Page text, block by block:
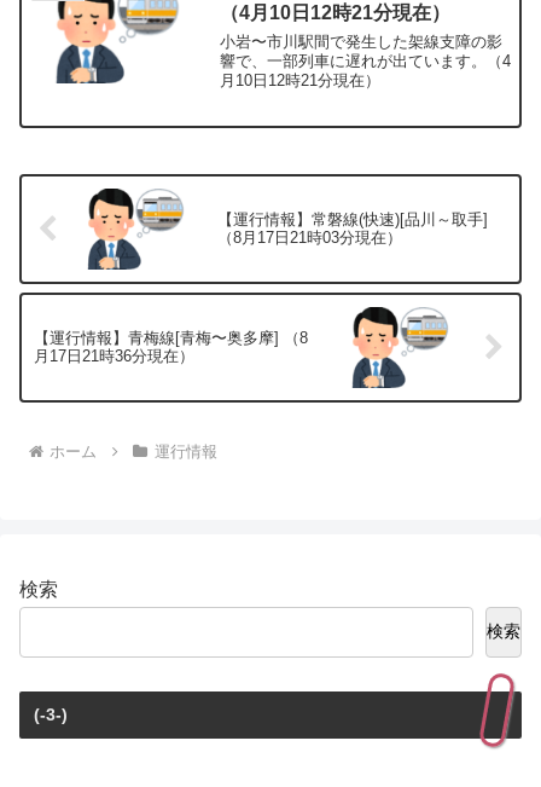
（4月10日12時21分現在）
小岩〜市川駅間で発生した架線支障の影
響で、一部列車に遅れが出ています。（4
月10日12時21分現在）
【運行情報】常磐線(快速)[品川～取手]
（8月17日21時03分現在）
【運行情報】青梅線[青梅〜奥多摩] （8
月17日21時36分現在）
ホーム 運行情報
検索
検索
(-3-)